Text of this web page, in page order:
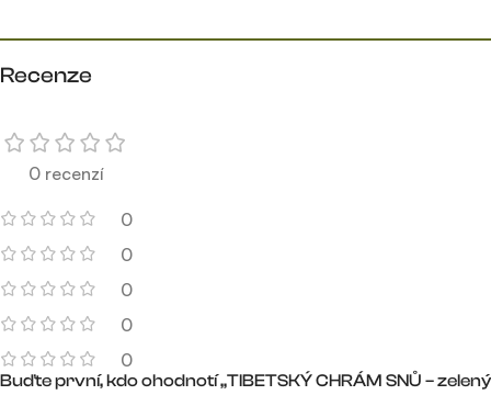
Recenze
0 recenzí
0
0
0
0
0
Buďte první, kdo ohodnotí „TIBETSKÝ CHRÁM SNŮ – zelený